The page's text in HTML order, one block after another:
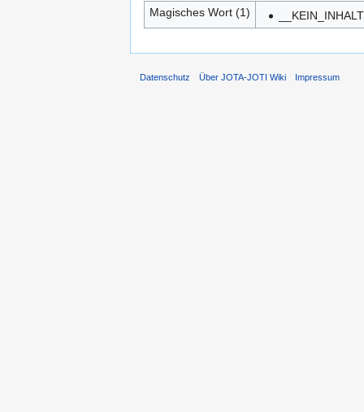
Magisches Wort (1)
Datenschutz Über JOTA-JOTI Wiki Impressum